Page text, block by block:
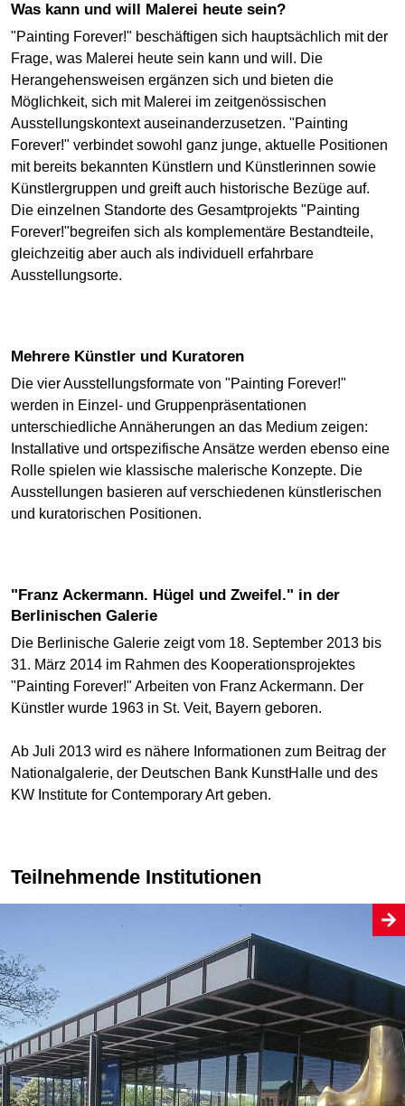
Was kann und will Malerei heute sein?
"Painting Forever!" beschäftigen sich hauptsächlich mit der
Frage, was Malerei heute sein kann und will. Die
Herangehensweisen ergänzen sich und bieten die
Möglichkeit, sich mit Malerei im zeitgenössischen
Ausstellungskontext auseinanderzusetzen. "Painting
Forever!" verbindet sowohl ganz junge, aktuelle Positionen
mit bereits bekannten Künstlern und Künstlerinnen sowie
Künstlergruppen und greift auch historische Bezüge auf.
Die einzelnen Standorte des Gesamtprojekts "Painting
Forever!"begreifen sich als komplementäre Bestandteile,
gleichzeitig aber auch als individuell erfahrbare
Ausstellungsorte.
Mehrere Künstler und Kuratoren
Die vier Ausstellungsformate von "Painting Forever!"
werden in Einzel- und Gruppenpräsentationen
unterschiedliche Annäherungen an das Medium zeigen:
Installative und ortspezifische Ansätze werden ebenso eine
Rolle spielen wie klassische malerische Konzepte. Die
Ausstellungen basieren auf verschiedenen künstlerischen
und kuratorischen Positionen.
"Franz Ackermann. Hügel und Zweifel." in der
Berlinischen Galerie
Die Berlinische Galerie zeigt vom 18. September 2013 bis
31. März 2014 im Rahmen des Kooperationsprojektes
"Painting Forever!" Arbeiten von Franz Ackermann. Der
Künstler wurde 1963 in St. Veit, Bayern geboren.
Ab Juli 2013 wird es nähere Informationen zum Beitrag der
Nationalgalerie, der Deutschen Bank KunstHalle und des
KW Institute for Contemporary Art geben.
Teilnehmende Institutionen